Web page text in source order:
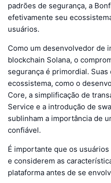
padrões de segurança, a
efetivamente seu
usuários.
Como um desenvolvedor de
blockchain Solana, o
segurança é primordial.
ecossistema, como o
Core, a simplificação de
Service e a introdução de
sublinham a importância de
confiável.
É importante que os
e considerem as
plataforma antes de se